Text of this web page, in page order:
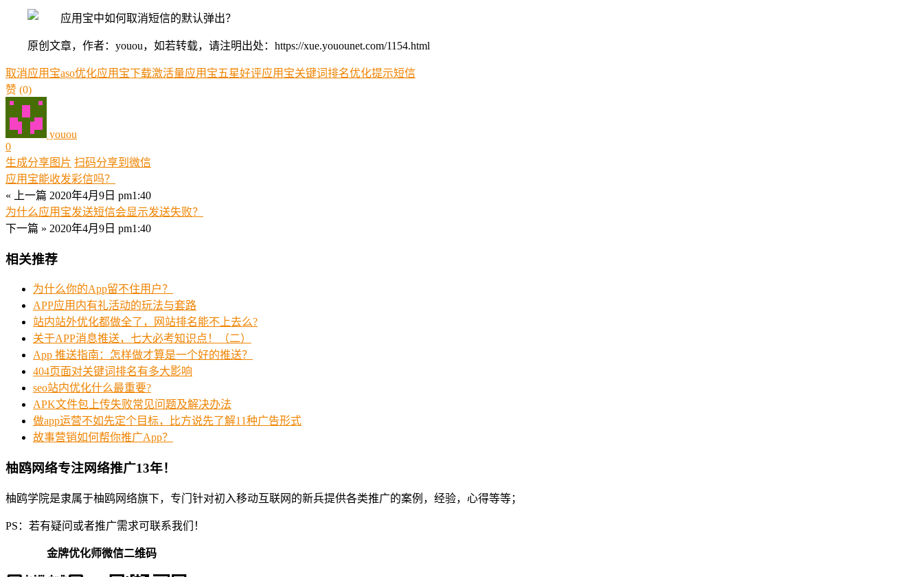
原创文章，作者：youou，如若转载，请注明出处：https://xue.youounet.com/1154.html
取消应用宝aso优化应用宝下载激活量应用宝五星好评应用宝关键词排名优化提示短信
赞 (0)
youou
0
生成分享图片 扫码分享到微信
应用宝能收发彩信吗？
« 上一篇 2020年4月9日 pm1:40
为什么应用宝发送短信会显示发送失败？
下一篇 » 2020年4月9日 pm1:40
相关推荐
为什么你的App留不住用户？
APP应用内有礼活动的玩法与套路
站内站外优化都做全了，网站排名能不上去么?
关于APP消息推送，七大必考知识点！（二）
App 推送指南：怎样做才算是一个好的推送？
404页面对关键词排名有多大影响
seo站内优化什么最重要?
APK文件包上传失败常见问题及解决办法
做app运营不如先定个目标，比方说先了解11种广告形式
故事营销如何帮你推广App？
柚鸥网络专注网络推广13年！
柚鸥学院是隶属于柚鸥网络旗下，专门针对初入移动互联网的新兵提供各类推广的案例，经验，心得等等；
PS：若有疑问或者推广需求可联系我们！
金牌优化师微信二维码